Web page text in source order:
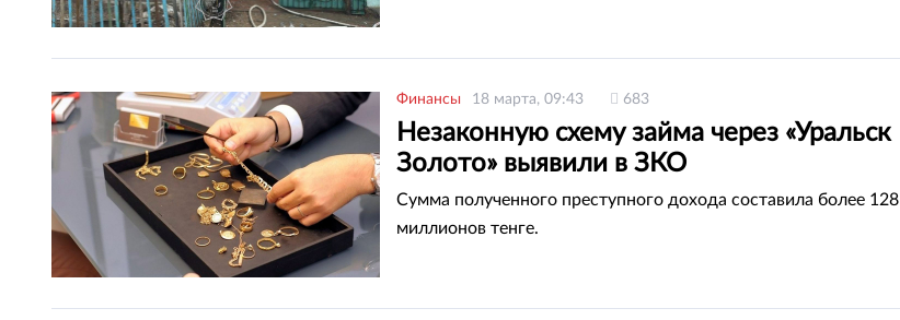
Финансы 18 марта, 09:43 683
Незаконную схему займа через «Уральск
Золото» выявили в ЗКО
Сумма полученного преступного дохода составила более 128
миллионов тенге.